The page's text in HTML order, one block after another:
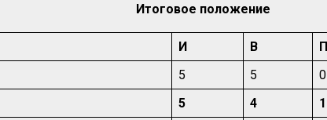
Итоговое положение
И В
5 5 0
5 4 1